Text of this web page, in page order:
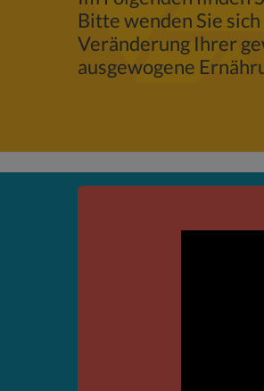
Bitte wenden Sie
Veränderung Ihrer
ausgewogene